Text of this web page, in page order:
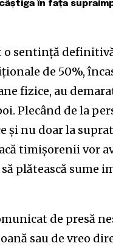
în fața
o sentință
de 50%,
fizice, au
Plecând de la
și nu doar la
timișorenii vor
plătească sume
de presă
sau de vreo